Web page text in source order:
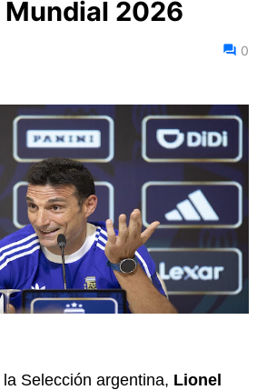
Mundial 2026
0
Selección argentina, Lionel